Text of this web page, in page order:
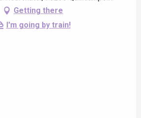
Getting there
I'm going by train!